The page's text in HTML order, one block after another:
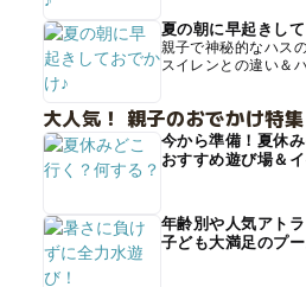
夏の朝に早起きし
親子で神秘的なハス
スイレンとの違い＆
大人気！ 親子のおでかけ特
今から準備！夏休
おすすめ遊び場＆
年齢別や人気アト
子ども大満足のプ